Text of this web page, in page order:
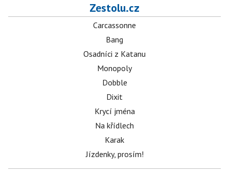
Zestolu.cz
Carcassonne
Bang
Osadníci z Katanu
Monopoly
Dobble
Dixit
Krycí jména
Na křídlech
Karak
Jízdenky, prosím!